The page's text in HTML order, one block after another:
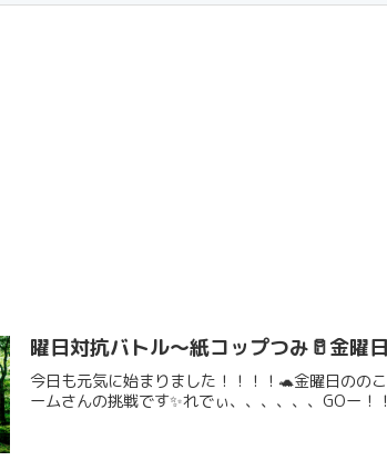
曜日対抗バトル～紙コップつみ🥛金曜
今日も元気に始まりました！！！！🐢金曜日のの
ームさんの挑戦です✨️れでぃ、、、、、、GOー